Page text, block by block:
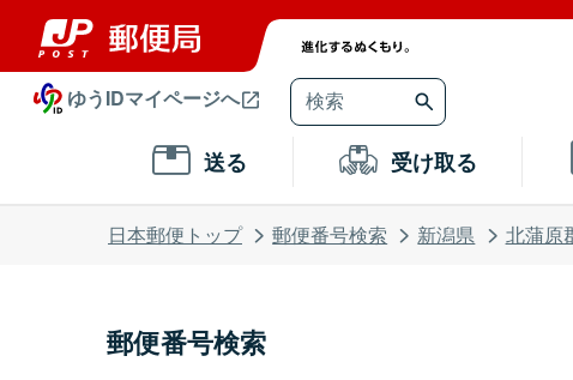
ゆうIDマイページへ
送る 受け取る
日本郵便トップ 郵便番号検索 新潟県 北蒲原
郵便番号検索